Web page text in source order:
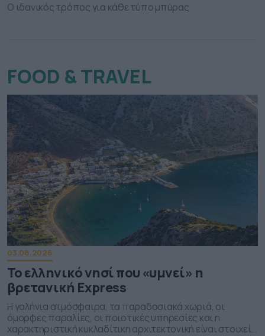
Ο ιδανικός τρόπος για κάθε τύπο μπύρας
FOOD & TRAVEL
03.08.2026
Το ελληνικό νησί που «υμνεί» η
βρετανική Express
Η γαλήνια ατμόσφαιρα, τα παραδοσιακά χωριά, οι
όμορφες παραλίες, οι ποιοτικές υπηρεσίες και η
χαρακτηριστική κυκλαδίτικη αρχιτεκτονική είναι στοιχεία